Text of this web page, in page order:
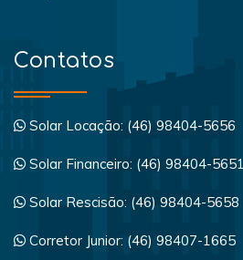
Contatos
Solar Locação: (46) 98404-5656
Solar Financeiro: (46) 98404-5651
Solar Rescisão: (46) 98404-5658
Corretor Junior: (46) 98407-1665